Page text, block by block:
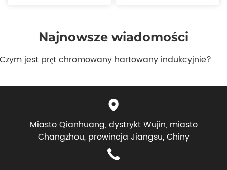
Najnowsze wiadomości
Czym jest pręt chromowany hartowany indukcyjnie?
Miasto Qianhuang, dystrykt Wujin, miasto
Changzhou, prowincja Jiangsu, Chiny